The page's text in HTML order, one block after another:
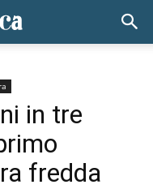
in tre
fredda